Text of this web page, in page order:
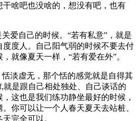
啥吧也没啥的，想没有吧，也有
爱自己的时候。“若有私意”，就是
度人。自己阳气弱的时候不要去付
就像夏天一样，“若有爱在外”。
淡虚无，那个恬的感觉就是自得其
就是跟自己相处独处、自己谈话的
这也是我们练功静坐最好的时候，
你可以让一个人春天夏天去站桩、
完全可以。